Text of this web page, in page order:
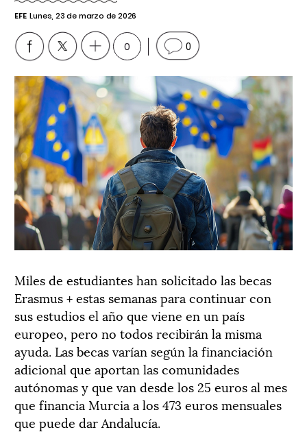
EFE Lunes, 23 de marzo de 2026
0 0
Miles de estudiantes han solicitado las becas
Erasmus + estas semanas para continuar con
sus estudios el año que viene en un país
europeo, pero no todos recibirán la misma
ayuda. Las becas varían según la financiación
adicional que aportan las comunidades
autónomas y que van desde los 25 euros al mes
que financia Murcia a los 473 euros mensuales
que puede dar Andalucía.